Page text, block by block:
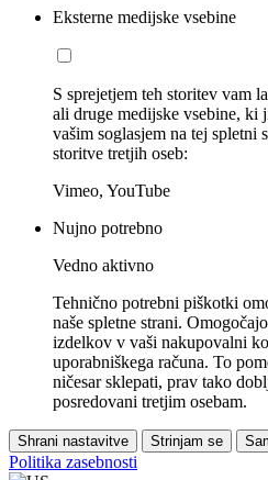
Eksterne medijske vsebine
S sprejetjem teh storitev vam
ali druge medijske vsebine,
vašim soglasjem na tej spletni
storitve tretjih oseb:
Vimeo, YouTube
Nujno potrebno
Vedno aktivno
Tehnično potrebni piškotki
naše spletne strani.
izdelkov v vaši nakupovalni
uporabniškega računa. To
ničesar sklepati, prav tako
posredovani tretjim osebam.
Shrani nastavitve Strinjam se
Politika zasebnosti